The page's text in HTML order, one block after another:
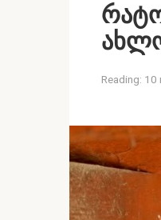
Reading: 10